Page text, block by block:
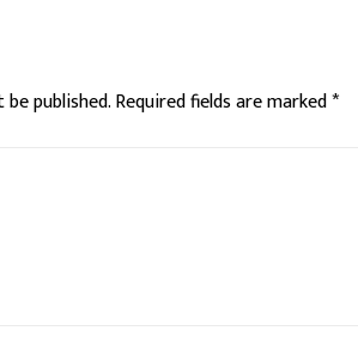
published.Required fields are marked*